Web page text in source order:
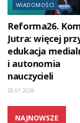
WIADOMOŚCI
Reforma26.
Jutra: więcej
edukacja
i autonomia
nauczycieli
20.01.2026
NAJNOWSZE